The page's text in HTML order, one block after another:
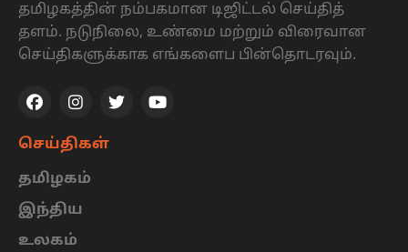
தமிழகத்தின் நம்பகமான டிஜிட்டல் செய்தித்
தளம். நடுநிலை, உண்மை மற்றும் விரைவான
செய்திகளுக்காக எங்களைப பின்தொடரவும்.
செய்திகள்
தமிழகம்
இந்திய
உலகம்